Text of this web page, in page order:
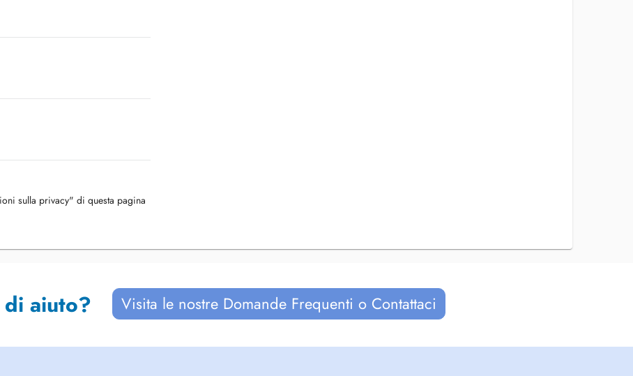
sulla privacy" di questa pagina
aiuto? Visita le nostre Domande Frequenti o Contattaci